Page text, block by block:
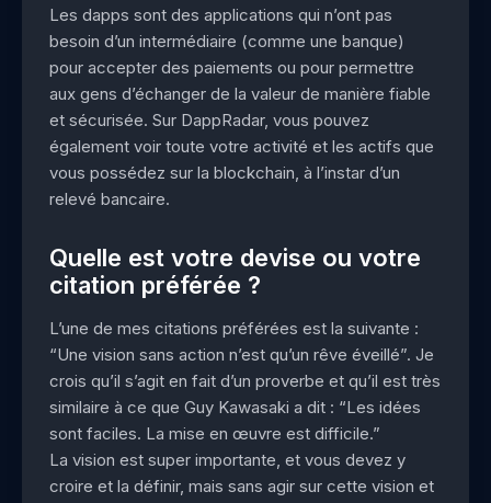
Les dapps sont des applications qui n’ont pas
besoin d’un intermédiaire (comme une banque)
pour accepter des paiements ou pour permettre
aux gens d’échanger de la valeur de manière fiable
et sécurisée. Sur DappRadar, vous pouvez
également voir toute votre activité et les actifs que
vous possédez sur la blockchain, à l’instar d’un
relevé bancaire.
Quelle est votre devise ou votre
citation préférée ?
L’une de mes citations préférées est la suivante :
“Une vision sans action n’est qu’un rêve éveillé”. Je
crois qu’il s’agit en fait d’un proverbe et qu’il est très
similaire à ce que Guy Kawasaki a dit : “Les idées
sont faciles. La mise en œuvre est difficile.”
La vision est super importante, et vous devez y
croire et la définir, mais sans agir sur cette vision et